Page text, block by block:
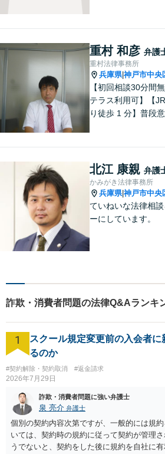
い。
重村 和彦 弁護
重村法律事務所
兵庫県|神戸市中央
【初回相談30分間
テラス利用可】【
り徒歩 1 分】普段意
気軽にご相談下さい
北江 康親 弁護
かみがき法律事務所
兵庫県|神戸市中央
ていねいな法律相談
ーにしています。
詐欺・消費者問題の法律Q&Aランキ
1
スクール規定変更前の入会者
るのか
#契約解除・契約取消 #返金請求
2026年7月29日
詐欺・消費者問題に強い弁護士
泉 亮介 弁護士
個別の契約内容次第ですが、一般的には規
いては、契約時の規約に従って契約が管理
うでないと、契約をした後に規約を自社に